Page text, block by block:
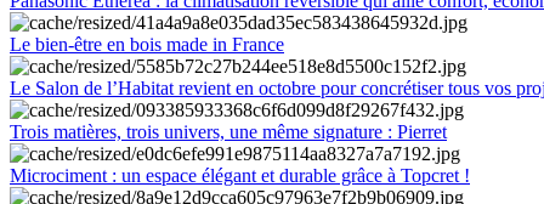
Le bien-être en bois made in France
Le Salon de l’Habitat revient en octobre pour concrétiser tous vos
Trois matières, trois univers, une même signature : Pierret
Microciment : un espace élégant et durable grâce à Topcret !